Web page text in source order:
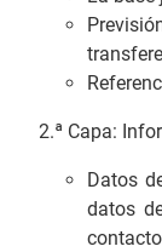
2.ª Capa:
Datos
datos